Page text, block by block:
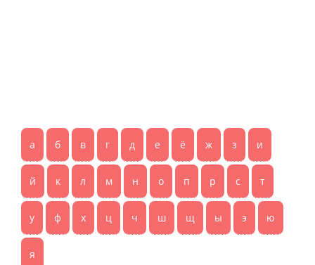
а б в г д е ё ж з и
й к л м н о п р с т
у ф х ц ч ш щ ы э ю
я